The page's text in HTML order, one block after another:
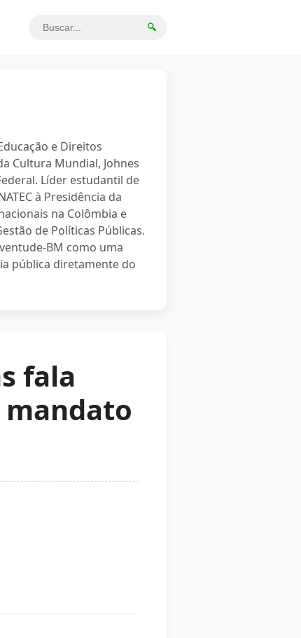
🔍
e Direitos
Cultura Mundial, Johnes
Líder estudantil de
à Presidência da
na Colômbia e
de Políticas Públicas.
BM como uma
pública diretamente do
fala
mandato